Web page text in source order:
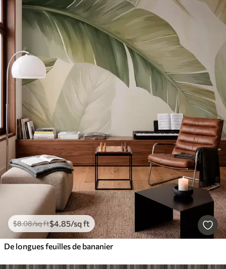
$8.08/sq ft$4.85/sq ft
De longues feuilles de bananier